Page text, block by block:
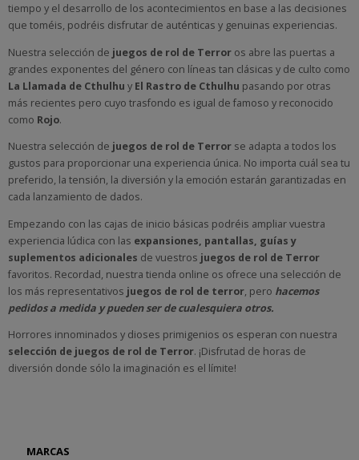
MARCAS
tiempo y el desarrollo de los acontecimientos en base a las decisiones
que toméis, podréis disfrutar de auténticas y genuinas experiencias.
Nuestra selección de juegos de rol de Terror os abre las puertas a
grandes exponentes del género con líneas tan clásicas y de culto como
La Llamada de Cthulhu y El Rastro de Cthulhu pasando por otras
más recientes pero cuyo trasfondo es igual de famoso y reconocido
como Rojo.
Nuestra selección de juegos de rol de Terror se adapta a todos los
gustos para proporcionar una experiencia única. No importa cuál sea tu
preferido, la tensión, la diversión y la emoción estarán garantizadas en
cada lanzamiento de dados.
Empezando con las cajas de inicio básicas podréis ampliar vuestra
experiencia lúdica con las expansiones, pantallas, guías y
suplementos adicionales de vuestros juegos de rol de Terror
favoritos. Recordad, nuestra tienda online os ofrece una selección de
los más representativos juegos de rol de terror, pero hacemos
pedidos a medida y pueden ser de cualesquiera otros.
Horrores innominados y dioses primigenios os esperan con nuestra
selección de juegos de rol de Terror. ¡Disfrutad de horas de
diversión donde sólo la imaginación es el límite!